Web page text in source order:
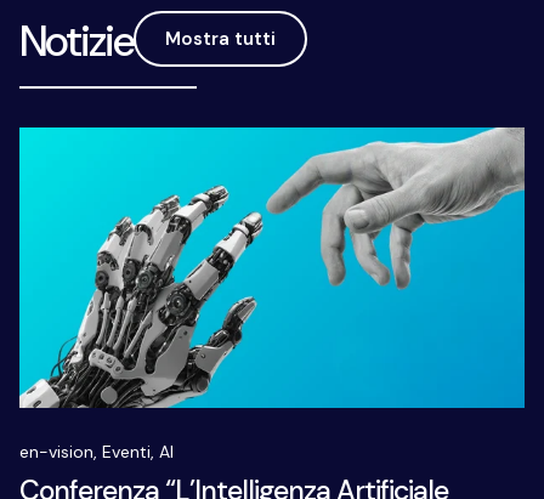
Notizie Mostra tutti
en-vision, Eventi, AI
Conferenza “L’Intelligenza Artificiale